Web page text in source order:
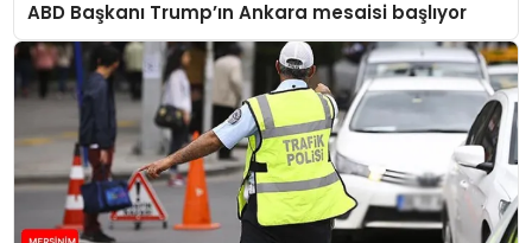
ABD Başkanı Trump’ın Ankara mesaisi başlıyor